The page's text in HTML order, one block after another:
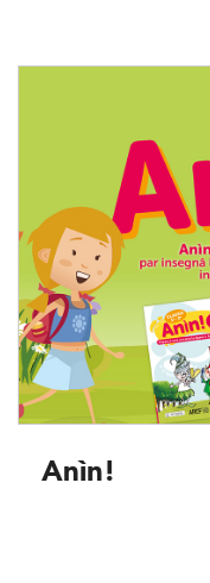
Anìn!